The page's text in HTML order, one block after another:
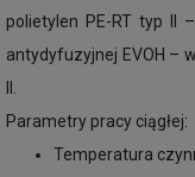
polietylen PE-RT typ II
antydyfuzyjnej EVOH –
II.
Parametry pracy ciągłej:
Temperatura